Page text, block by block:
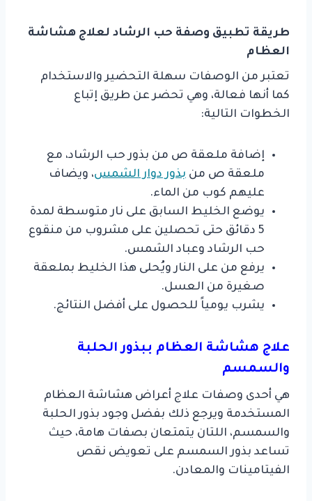
طريقة تطبيق وصفة حب الرشاد لعلاج هشاشة
العظام
تعتبر من الوصفات سهلة التحضير والاستخدام
كما أنها فعالة، وهي تحضر عن طريق إتباع
الخطوات التالية:
إضافة ملعقة ص من بذور حب الرشاد، مع
ملعقة ص من بذور دوار الشمس، ويضاف
عليهم كوب من الماء.
يوضع الخليط السابق على نار متوسطة لمدة
5 دقائق حتى تحصلين على مشروب من منقوع
حب الرشاد وعباد الشمس.
يرفع من على النار ويُحلى هذا الخليط بملعقة
صغيرة من العسل.
يشرب يومياً للحصول على أفضل النتائج.
علاج هشاشة العظام ببذور الحلبة
والسمسم
هي أحدى وصفات علاج أعراض هشاشة العظام
المستخدمة ويرجع ذلك بفضل وجود بذور الحلبة
والسمسم، اللتان يتمتعان بصفات هامة، حيث
تساعد بذور السمسم على تعويض نقص
الفيتامينات والمعادن.